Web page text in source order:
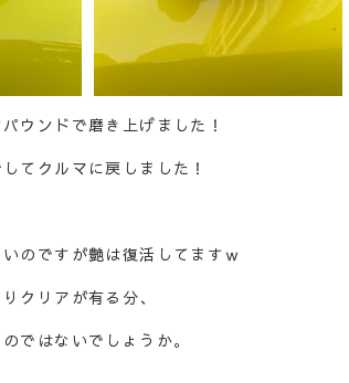
ウンドで磨き上げました！
てクルマに戻しました！
のですが艶は復活してますｗ
クリアが有る分、
ではないでしょうか。